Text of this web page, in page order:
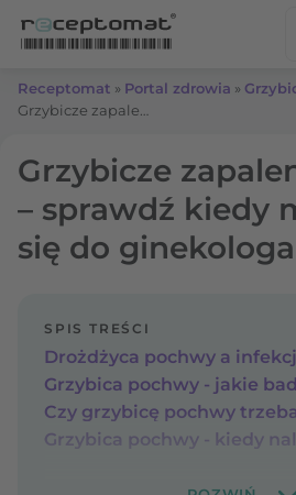
Receptomat » Portal zdrowia »
Grzybicze
– sprawdź kiedy
się do ginekologa
SPIS TREŚCI